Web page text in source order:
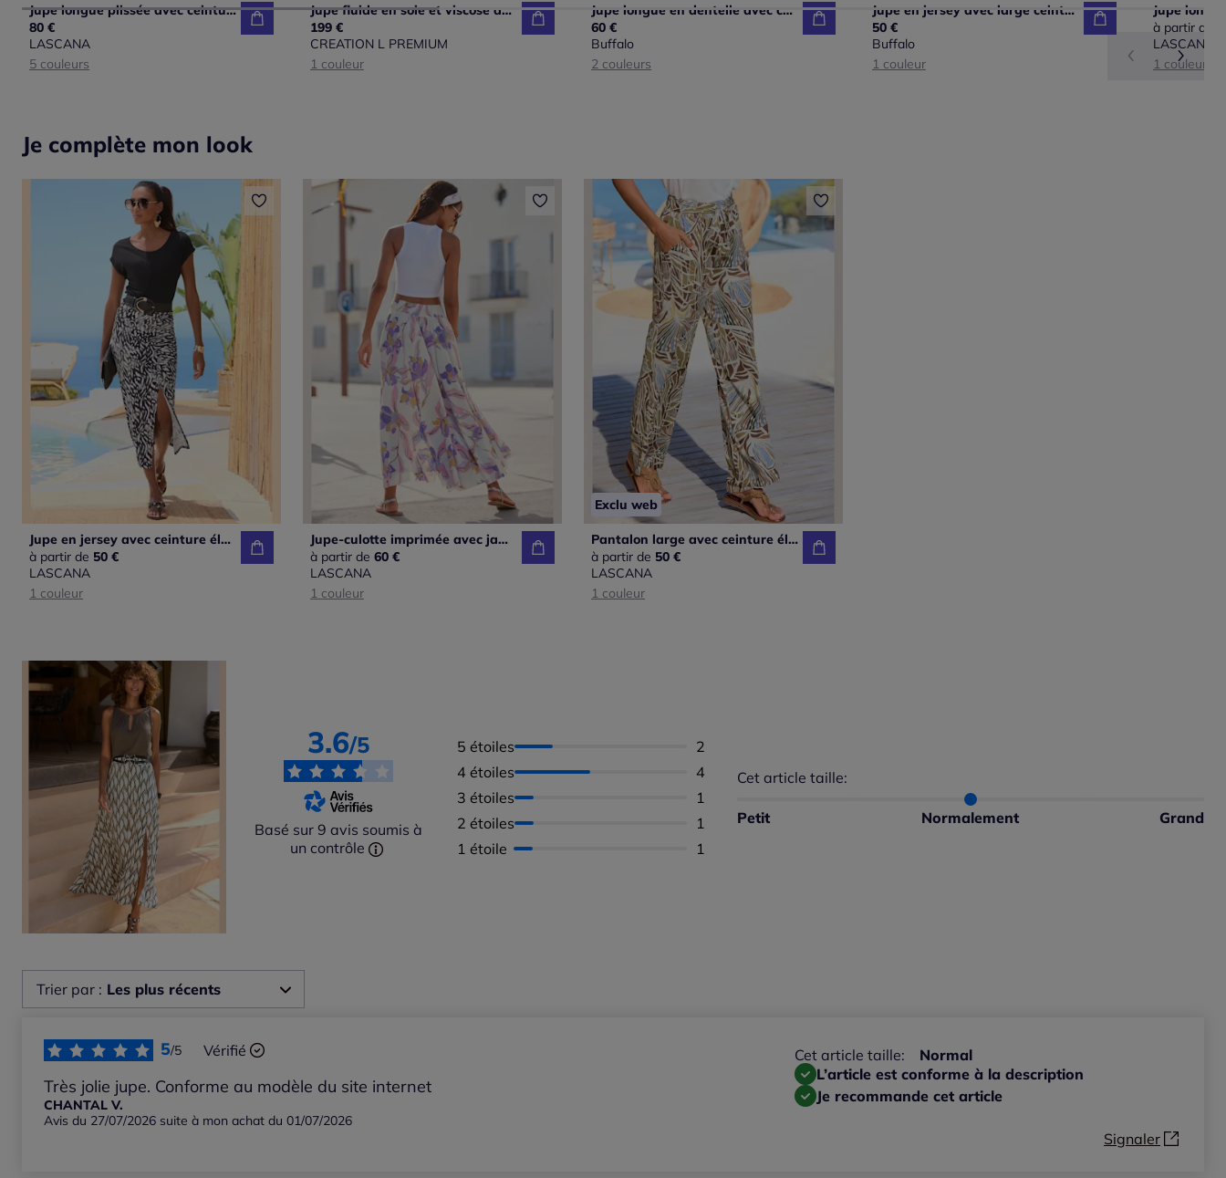
Jupe longue plissée avec ceinture élastique et ourlet droit
80 €
LASCANA
5 couleurs
Jupe fluide en soie et viscose avec ceinture élastique
199 €
CREATION L PREMIUM
1 couleur
Jupe longue en dentelle avec ceinture élastique et doublure confortable
60 €
Buffalo
2 couleurs
Jupe en jersey avec large ceinture et imprimé unique
50 €
Buffalo
1 couleur
à partir de
LASCANA
1 couleur
Je complète mon look
Jupe en jersey avec ceinture élastiquée et fente
à partir de 50 €
LASCANA
1 couleur
Jupe-culotte imprimée avec jambes extra-larges et matière fluide
à partir de 60 €
LASCANA
1 couleur
Exclu web
Pantalon large avec ceinture élastique et poches latérales
à partir de 50 €
LASCANA
1 couleur
3.6/5
Basé sur 9 avis soumis à
un contrôle
5 étoiles Nombre d'avis :
2
4 étoiles
Nombre d'avis :
4
3 étoiles
Nombre d'avis :
1
2 étoiles
Nombre d'avis :
1
1 étoile
Nombre d'avis :
1
Cet article taille:
Petit Normalement Grand
Répartition du taillant selon les avis clients
Trier par : Les plus récents
Les plus anciens
5/5 Vérifié
Très jolie jupe. Conforme au modèle du site internet
CHANTAL V.
Avis du 27/07/2026 suite à mon achat du 01/07/2026
Cet article taille:
Normal
L’article est conforme à la description
Je recommande cet article
Signaler